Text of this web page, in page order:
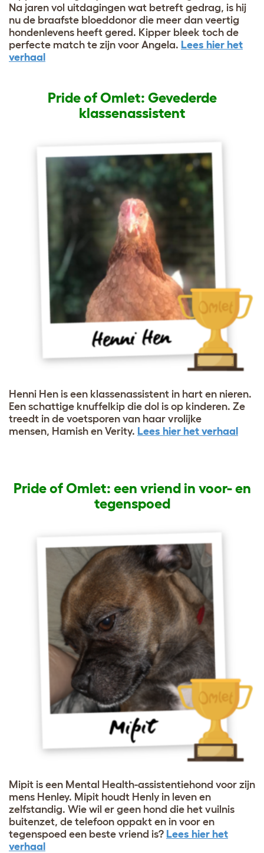
Na jaren vol uitdagingen wat betreft gedrag, is hij
nu de braafste bloeddonor die meer dan veertig
hondenlevens heeft gered. Kipper bleek toch de
perfecte match te zijn voor Angela. Lees hier het
verhaal
Pride of Omlet: Gevederde
klassenassistent
Henni Hen is een klassenassistent in hart en nieren.
Een schattige knuffelkip die dol is op kinderen. Ze
treedt in de voetsporen van haar vrolijke
mensen, Hamish en Verity. Lees hier het verhaal
Pride of Omlet: een vriend in voor- en
tegenspoed
Mipit is een Mental Health-assistentiehond voor zijn
mens Henley. Mipit houdt Henly in leven en
zelfstandig. Wie wil er geen hond die het vuilnis
buitenzet, de telefoon oppakt en in voor en
tegenspoed een beste vriend is? Lees hier het
verhaal